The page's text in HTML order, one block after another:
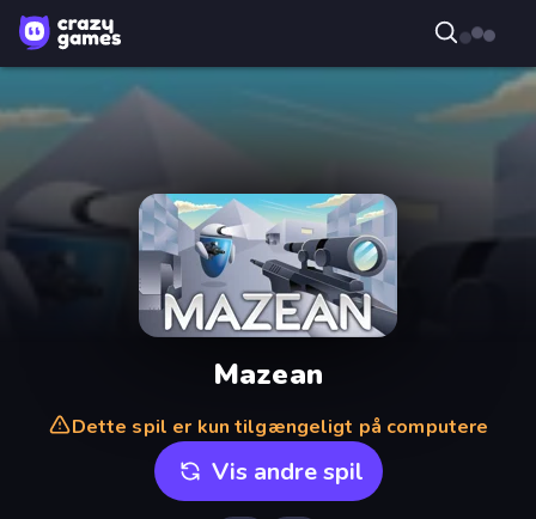
Mazean
Dette spil er kun tilgængeligt på computere
Vis andre spil